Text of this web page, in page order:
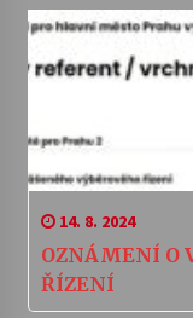
14. 8. 2024
OZNÁMENÍ O
ŘÍZENÍ